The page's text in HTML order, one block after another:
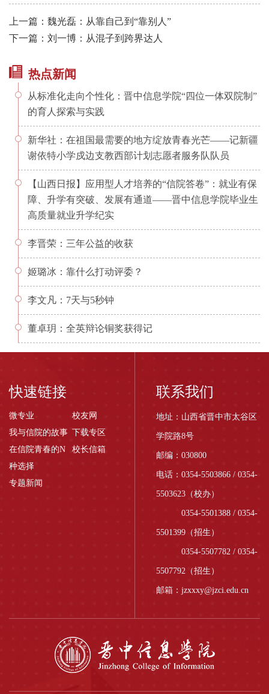
上一篇：魏光磊：从靠自己到“靠别人”
下一篇：刘一博：从混子到跨界达人
热点新闻
从标准化走向个性化：晋中信息学院“四位一体双院制”
的育人探索与实践
新华社：在祖国最需要的地方绽放青春光芒——记新疆
谢依特小学戍边支教西部计划志愿者服务队队员
【山西日报】应用型人才培养的“信院答卷”：就业有保
障、升学有突破、发展有通道——晋中信息学院毕业生
高质量就业升学纪实
李晋荣：三年公益的收获
姬璐冰：靠什么打动评委？
李文凡：7天与5秒钟
董卓玥：全英辩论铜奖获得记
快速链接
微专业
校友网
我与信院的故事 下载专区
在信院青春的N
种选择
校长信箱
专题新闻
联系我们
地址：山西省晋中市太谷区
学院路8号
邮编：030800
电话：0354-5503866 / 0354-
5503623（校办）
0354-5501388 / 0354-
5501399（招生）
0354-5507782 / 0354-
5507792（招生）
邮箱：jzxxxy@jzci.edu.cn